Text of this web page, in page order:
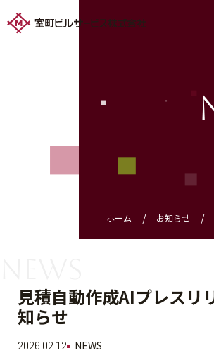
ホーム お知らせ
見積自動作成AIプレスリ
知らせ
2026.02.12 NEWS